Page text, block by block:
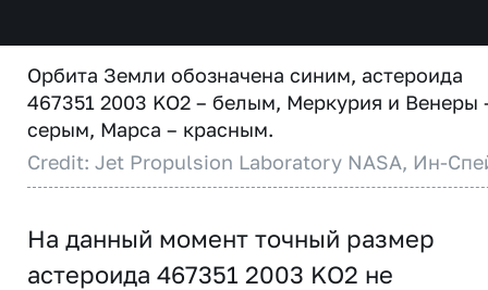
Орбита Земли обозначена синим, астероида
467351 2003 KO2 – белым, Меркурия и Венеры
серым, Марса – красным.
Credit: Jet Propulsion Laboratory NASA, Ин-
На данный момент точный размер
астероида 467351 2003 KO2 не